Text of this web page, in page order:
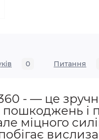
0 Питання
- — це
пошкоджень і
міцного